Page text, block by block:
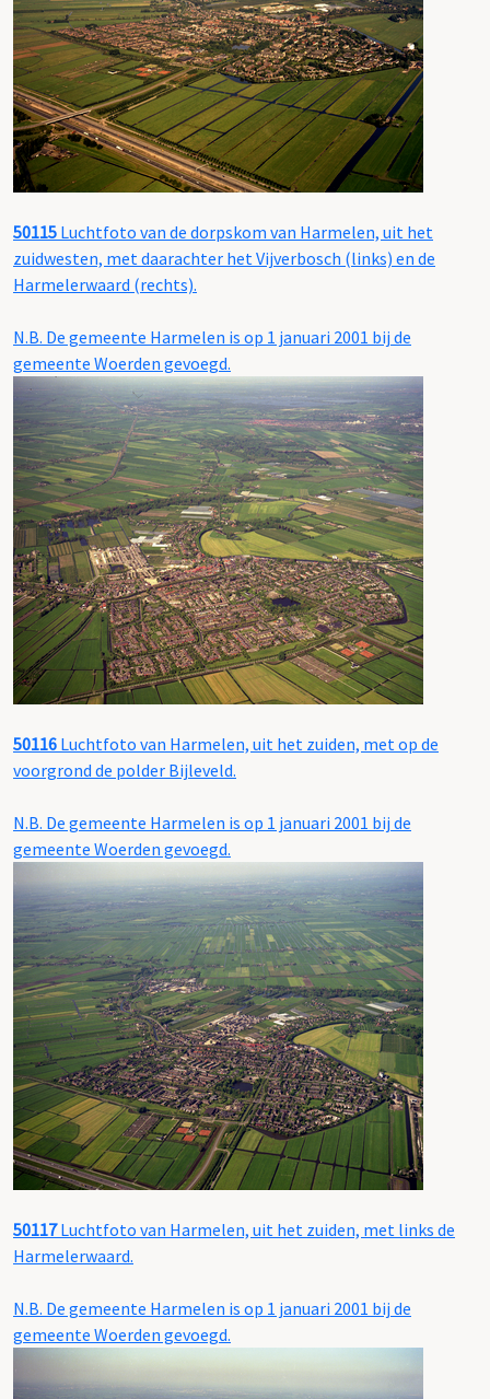
50115 Luchtfoto van de dorpskom van Harmelen, uit het
zuidwesten, met daarachter het Vijverbosch (links) en de
Harmelerwaard (rechts).
N.B. De gemeente Harmelen is op 1 januari 2001 bij de
gemeente Woerden gevoegd.
50116 Luchtfoto van Harmelen, uit het zuiden, met op de
voorgrond de polder Bijleveld.
N.B. De gemeente Harmelen is op 1 januari 2001 bij de
gemeente Woerden gevoegd.
50117Luchtfoto van Harmelen, uit het zuiden, met links de
Harmelerwaard.
N.B. De gemeente Harmelen is op 1 januari 2001 bij de
gemeente Woerden gevoegd.